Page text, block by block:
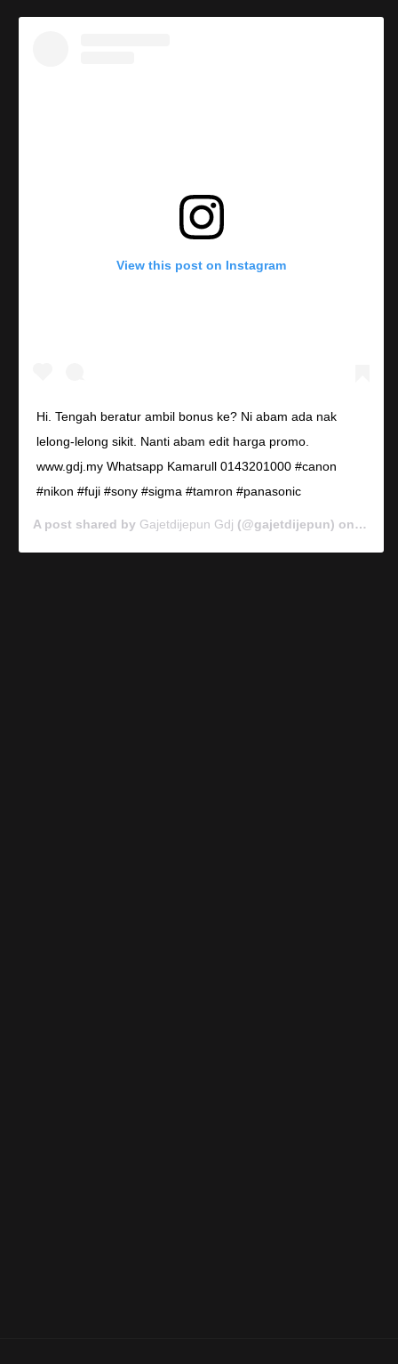
View this post on Instagram
Hi. Tengah beratur ambil bonus ke? Ni abam ada nak
lelong-lelong sikit. Nanti abam edit harga promo.
www.gdj.my Whatsapp Kamarull 0143201000 #canon
#nikon #fuji #sony #sigma #tamron #panasonic
A post shared by Gajetdijepun Gdj (@gajetdijepun) on Jan 7,